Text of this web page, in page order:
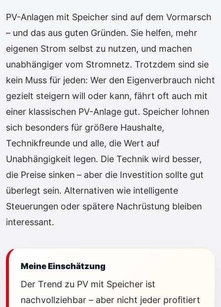
PV-Anlagen mit Speicher sind auf dem Vormarsch
– und das aus guten Gründen. Sie helfen, mehr
eigenen Strom selbst zu nutzen, und machen
unabhängiger vom Stromnetz. Trotzdem sind sie
kein Muss für jeden: Wer den Eigenverbrauch nicht
gezielt steigern will oder kann, fährt oft auch mit
einer klassischen PV-Anlage gut. Speicher lohnen
sich besonders für größere Haushalte,
Technikfreunde und alle, die Wert auf
Unabhängigkeit legen. Die Technik wird besser,
die Preise sinken – aber die Investition sollte gut
überlegt sein. Alternativen wie intelligente
Steuerungen oder spätere Nachrüstung bleiben
interessant.
Meine Einschätzung
Der Trend zu PV mit Speicher ist
nachvollziehbar – aber nicht jeder profitiert